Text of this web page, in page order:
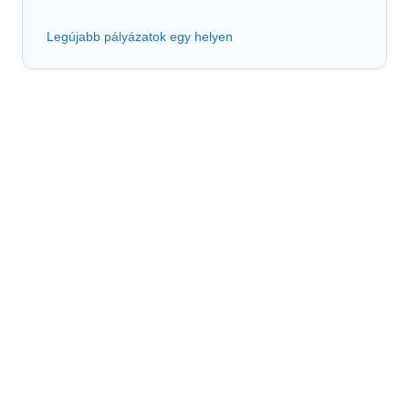
Legújabb pályázatok egy helyen